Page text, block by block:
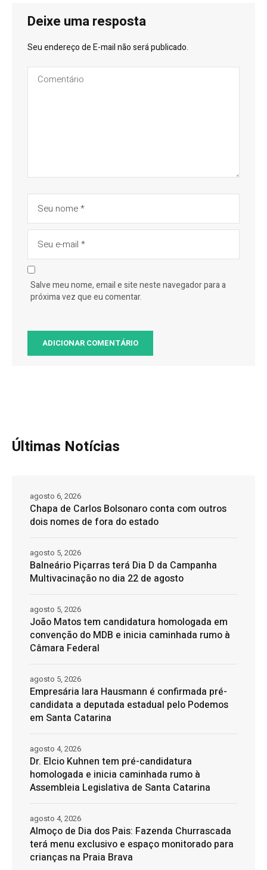
Deixe uma resposta
Seu endereço de E-mail não será publicado.
Salve meu nome, email e site neste navegador para a
próxima vez que eu comentar.
Últimas Notícias
Chapa de Carlos Bolsonaro conta com outros
dois nomes de fora do estado
agosto 6, 2026
Balneário Piçarras terá Dia D da Campanha
Multivacinação no dia 22 de agosto
agosto 5, 2026
João Matos tem candidatura homologada em
convenção do MDB e inicia caminhada rumo à
Câmara Federal
agosto 5, 2026
Empresária Iara Hausmann é confirmada pré-
candidata a deputada estadual pelo Podemos
em Santa Catarina
agosto 5, 2026
Dr. Elcio Kuhnen tem pré-candidatura
homologada e inicia caminhada rumo à
Assembleia Legislativa de Santa Catarina
agosto 4, 2026
Almoço de Dia dos Pais: Fazenda Churrascada
terá menu exclusivo e espaço monitorado para
crianças na Praia Brava
agosto 4, 2026